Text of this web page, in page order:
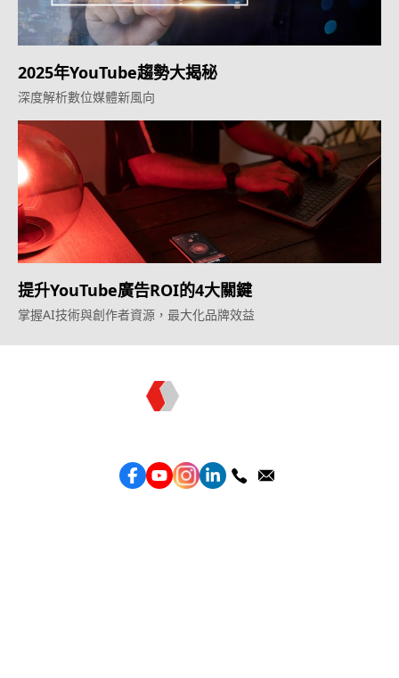
2025年YouTube趨勢大揭秘
深度解析數位媒體新風向
提升YouTube廣告ROI的4大關鍵
掌握AI技術與創作者資源，最大化品牌效益